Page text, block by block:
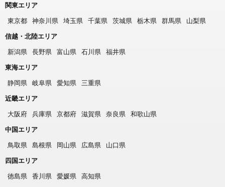
関東エリア
東京都
神奈川県 埼玉県 千葉県 茨城県 栃木県 群馬県
山梨県
信越・北陸エリア
新潟県
長野県 富山県 石川県
福井県
東海エリア
静岡県
岐阜県 愛知県
三重県
近畿エリア
大阪府
兵庫県 京都府 滋賀県 奈良県
和歌山県
中国エリア
鳥取県
島根県 岡山県 広島県
山口県
四国エリア
徳島県
香川県 愛媛県 高知県